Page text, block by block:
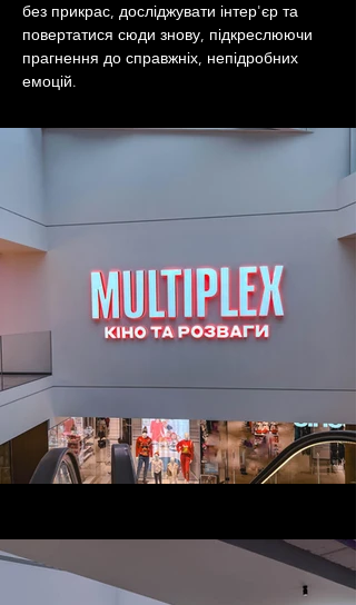
без прикрас, досліджувати інтер'єр та
повертатися сюди знову, підкреслюючи
прагнення до справжніх, непідробних
емоцій.